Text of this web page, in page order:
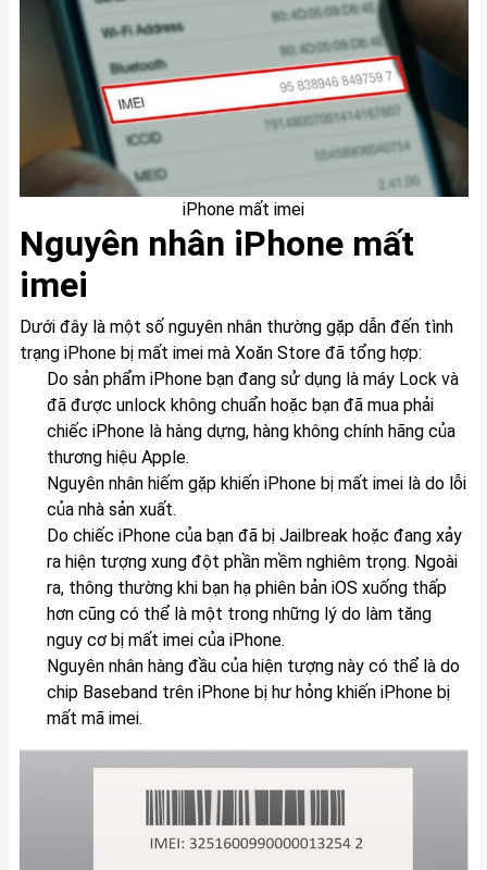
iPhone mất imei
Nguyên nhân iPhone mất
imei
Dưới đây là một số nguyên nhân thường gặp dẫn đến tình
trạng iPhone bị mất imei mà Xoăn Store đã tổng hợp:
Do sản phẩm iPhone bạn đang sử dụng là máy Lock và
đã được unlock không chuẩn hoặc bạn đã mua phải
chiếc iPhone là hàng dựng, hàng không chính hãng của
thương hiệu Apple.
Nguyên nhân hiếm gặp khiến iPhone bị mất imei là do lỗi
của nhà sản xuất.
Do chiếc iPhone của bạn đã bị Jailbreak hoặc đang xảy
ra hiện tượng xung đột phần mềm nghiêm trọng. Ngoài
ra, thông thường khi bạn hạ phiên bản iOS xuống thấp
hơn cũng có thể là một trong những lý do làm tăng
nguy cơ bị mất imei của iPhone.
Nguyên nhân hàng đầu của hiện tượng này có thể là do
chip Baseband trên iPhone bị hư hỏng khiến iPhone bị
mất mã imei.